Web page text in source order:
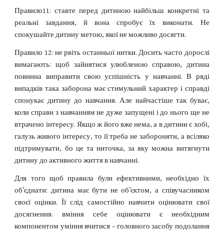
Правило11: ставте перед дитиною найбільш конкретні та
реальні завдання, й вона спробує їх виконати. Не
спокушайте дитину метою, якої не можливо досягти.
Правило 12: не рвіть останньої нитки. Досить часто дорослі
вимагають: щоб зайнятися улюбленою справою, дитина
повинна виправити свою успішність у навчанні. В ряді
випадків така заборона має стимульний характер і справді
спонукає дитину до навчання. Але найчастіше так буває,
коли справи з навчанням не дуже запущені і до нього ще не
втрачено інтересу. Якщо ж його вже нема, а в дитини є хобі,
галузь живого інтересу, то її треба не забороняти, а всіляко
підтримувати, бо це та ниточка, за яку можна витягнути
дитину до активного життя в навчанні.
Для того щоб правила були ефективними, необхідно їх
об’єднати: дитина має бути не об’єктом, а співучасником
своєї оцінки. Її слід самостійно навчити оцінювати свої
досягнення. вміння себе оцінювати є необхідним
компонентом уміння вчитися – головного засобу подолання